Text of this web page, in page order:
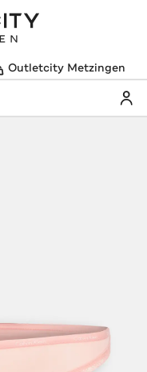
Outletcity Metzingen